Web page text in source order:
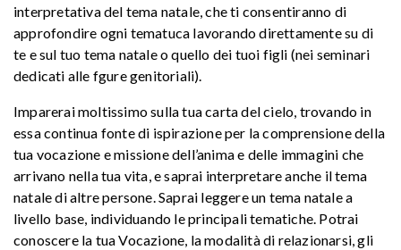
interpretativa del tema natale, che ti consentiranno di
approfondire ogni tematuca lavorando direttamente su di
te e sul tuo tema natale o quello dei tuoi figli (nei seminari
dedicati alle fgure genitoriali).
Imparerai moltissimo sulla tua carta del cielo, trovando in
essa continua fonte di ispirazione per la comprensione della
tua vocazione e missione dell’anima e delle immagini che
arrivano nella tua vita, e saprai interpretare anche il tema
natale di altre persone. Saprai leggere un tema natale a
livello base, individuando le principali tematiche. Potrai
conoscere la tua Vocazione, la modalità di relazionarsi, gli